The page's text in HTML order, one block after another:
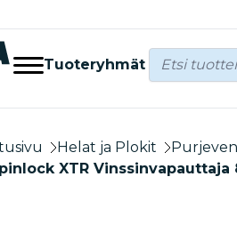
Tuoteryhmät
Helat ja Plokit
XTR Vinssinvapauttaja